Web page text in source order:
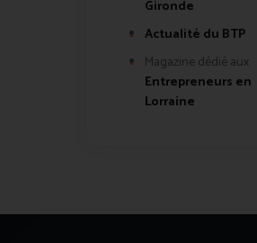
Gironde
Actualité du BTP
Magazine dédié aux
Entrepreneurs en
Lorraine